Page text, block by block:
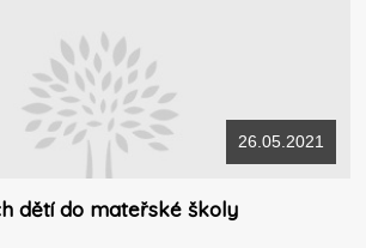
26.05.2021
dětí do mateřské školy